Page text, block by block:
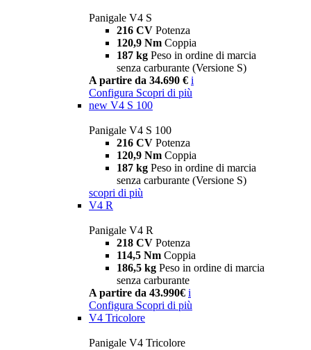
Panigale V4 S
216 CV Potenza
120,9 Nm Coppia
187 kg Peso in ordine di marcia
senza carburante (Versione S)
A partire da 34.690 € i
Configura Scopri di più
new V4 S 100
Panigale V4 S 100
216 CV Potenza
120,9 Nm Coppia
187 kg Peso in ordine di marcia
senza carburante (Versione S)
scopri di più
V4 R
Panigale V4 R
218 CV Potenza
114,5 Nm Coppia
186,5 kg Peso in ordine di marcia
senza carburante
A partire da 43.990€ i
Configura Scopri di più
V4 Tricolore
Panigale V4 Tricolore